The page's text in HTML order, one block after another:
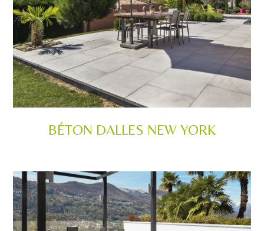
BÉTON DALLES NEW YORK